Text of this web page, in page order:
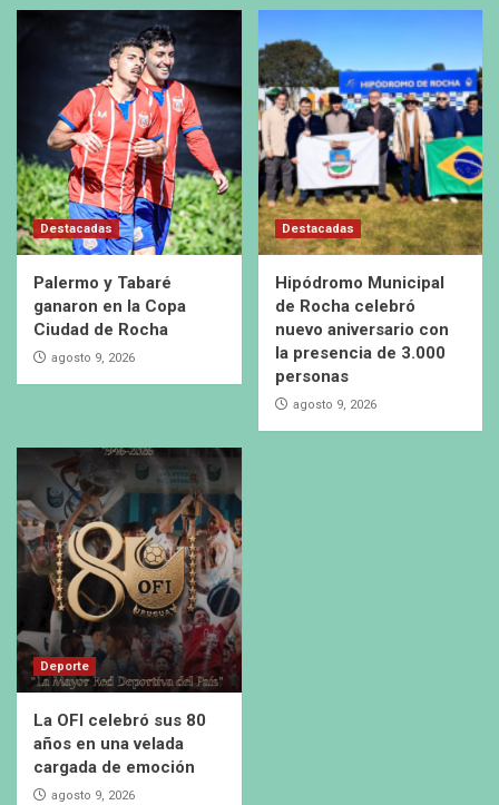
Destacadas
Palermo y Tabaré
ganaron en la Copa
Ciudad de Rocha
agosto 9, 2026
Destacadas
Hipódromo Municipal
de Rocha celebró
nuevo aniversario con
la presencia de 3.000
personas
agosto 9, 2026
Deporte
La OFI celebró sus 80
años en una velada
cargada de emoción
agosto 9, 2026